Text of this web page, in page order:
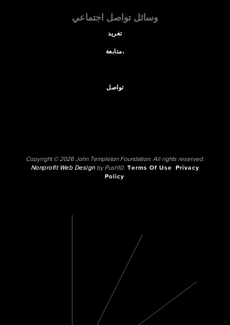
وسائل تواصل اجتماعي
تغريد
متابعة،
تواصل
Copyright © 2026 John Templeton Foundation. All rights reserved.
Nonprofit Web Designby Push10. Terms Of Use
Privacy
Policy